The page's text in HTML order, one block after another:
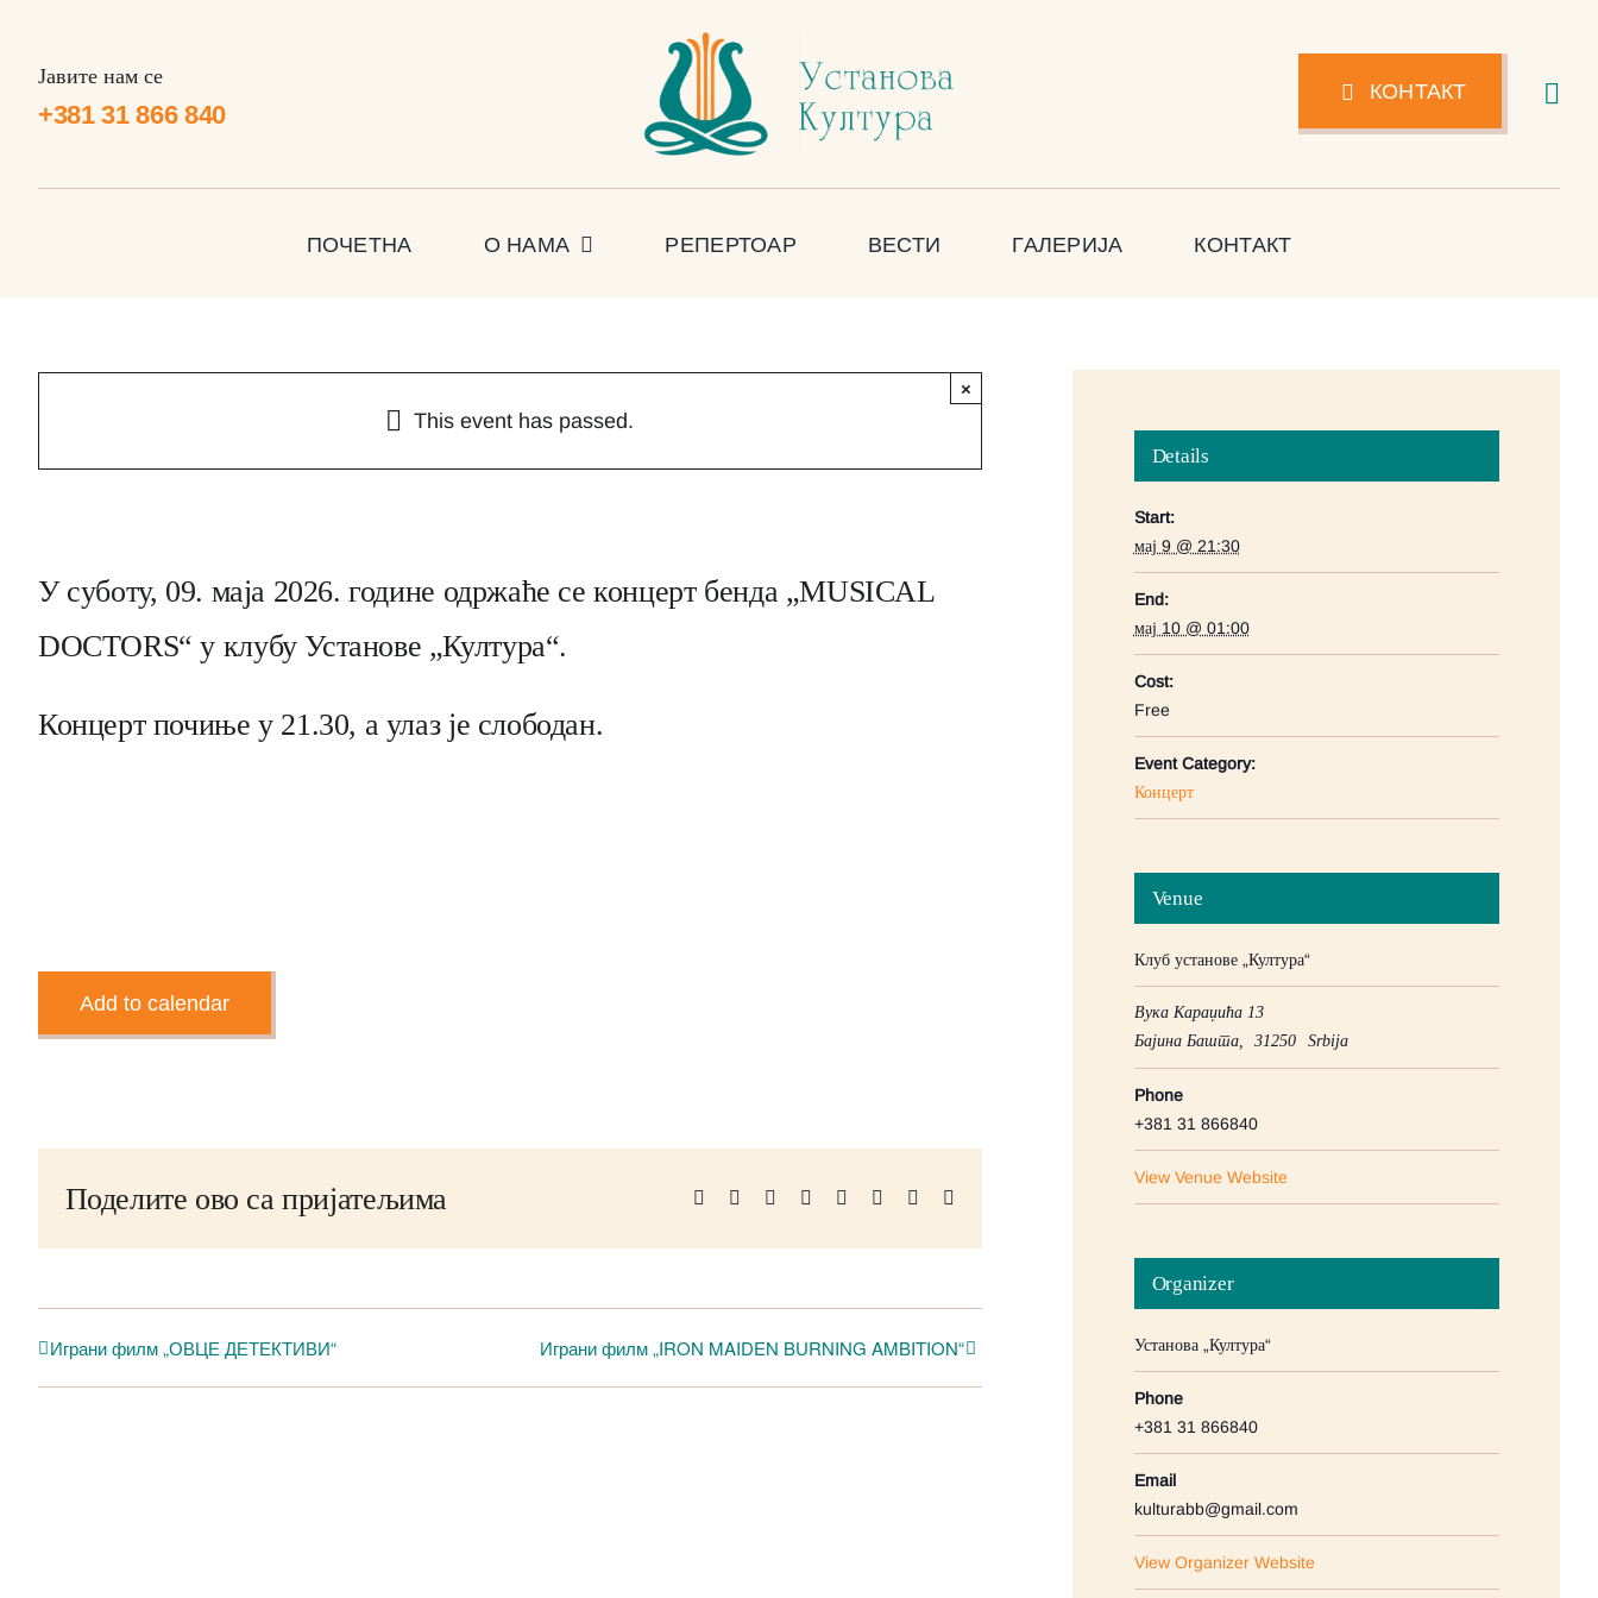
contentЈавите нам се
+381 31 866 840
КОНТАКТ
ПОЧЕТНА О НАМА РЕПЕРТОАР ВЕСТИ ГАЛЕРИЈА КОНТАКТ
This event has passed.
×
Концерт бенда „MUSICAL DOCTORS“
У суботу, 09. маја 2026. године одржаће се концерт бенда „MUSICAL
DOCTORS“ у клубу Установе „Култура“.
Концерт почиње у 21.30, а улаз је слободан.
Add to calendar
Поделите ово са пријатељима Facebook
TwitterReddit LinkedInWhatsAppTelegramPinterest
Играни филм „ОВЦЕ ДЕТЕКТИВИ“ Играни филм „IRON MAIDEN BURNING AMBITION“
Details
Start:
мај 9 @ 21:30
End:
мај 10 @ 01:00
Cost:
Free
Event Category:
Концерт
Venue
Клуб установе „Култура“
Вука Караџића 13
Бајина Башта, 31250 Srbija
Phone
+381 31 866840
View Venue Website
Organizer
Установа „Култура“
Phone
+381 31 866840
Email
kulturabb@gmail.com
View Organizer Website